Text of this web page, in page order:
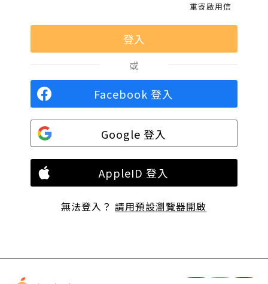
重寄啟用信
或
Facebook 登入
Google 登入
AppleID 登入
無法登入？請用預設瀏覽器開啟